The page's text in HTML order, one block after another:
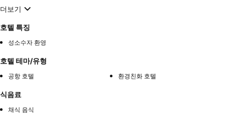
더보기
호텔 특징
성소수자 환영
호텔 테마/유형
공항 호텔 환경친화 호텔
식음료
채식 음식